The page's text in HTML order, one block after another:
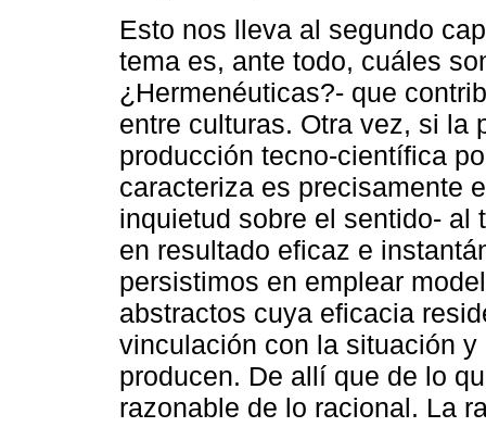
Esto nos lleva al segundo
tema es, ante todo, cuáles
¿Hermenéuticas?- que
entre culturas. Otra vez, si la
producción tecno-científica
caracteriza es precisamente
inquietud sobre el sentido- al
en resultado eficaz e
persistimos en emplear
abstractos cuya eficacia
vinculación con la situación
producen. De allí que de lo
razonable de lo racional. La